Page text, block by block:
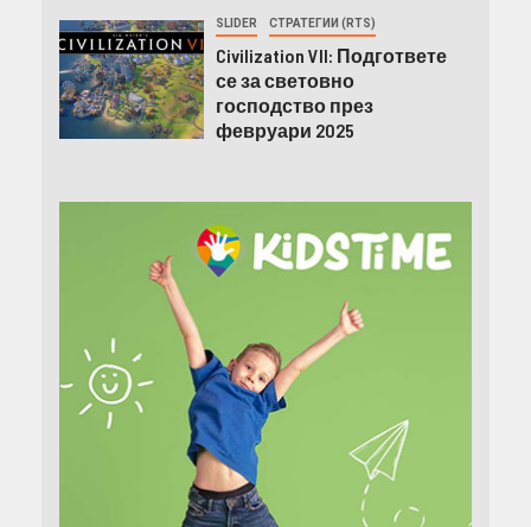
SLIDER СТРАТЕГИИ (RTS)
Civilization VII: Подгответе
се за световно
господство през
февруари 2025